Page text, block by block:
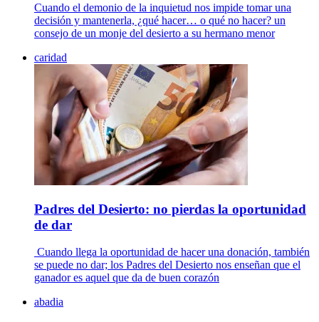
Cuando el demonio de la inquietud nos impide tomar una
decisión y mantenerla, ¿qué hacer… o qué no hacer? un
consejo de un monje del desierto a su hermano menor
caridad
Padres del Desierto: no pierdas la oportunidad
de dar
Cuando llega la oportunidad de hacer una donación, también
se puede no dar; los Padres del Desierto nos enseñan que el
ganador es aquel que da de buen corazón
abadia